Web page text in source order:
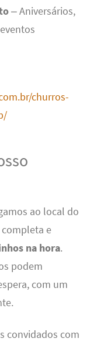
– Aniversários,
churros-
ao local do
e
na hora.
podem
com um
convidados com